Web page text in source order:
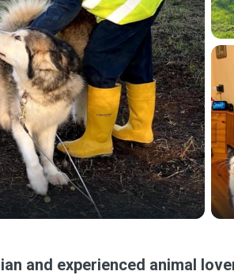
and experienced animal